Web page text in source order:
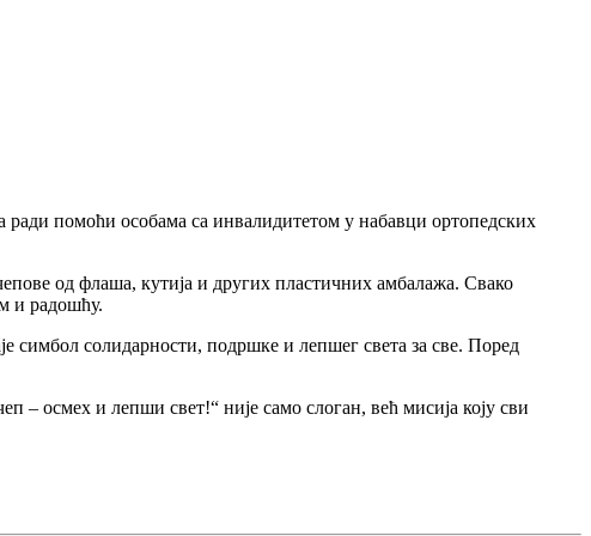
ради помоћи особама са инвалидитетом у набавци ортопедских
од флаша, кутија и других пластичних амбалажа. Свако
и радошћу.
симбол солидарности, подршке и лепшег света за све. Поред
– осмех и лепши свет!“ није само слоган, већ мисија коју сви